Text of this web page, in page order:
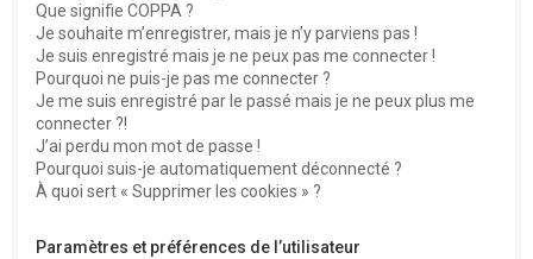
Que signifie COPPA ?
Je souhaite m’enregistrer, mais je n’y parviens pas !
Je suis enregistré mais je ne peux pas me connecter !
Pourquoi ne puis-je pas me connecter ?
Je me suis enregistré par le passé mais je ne peux plus me
connecter ?!
J’ai perdu mon mot de passe !
Pourquoi suis-je automatiquement déconnecté ?
À quoi sert « Supprimer les cookies » ?
Paramètres et préférences de l’utilisateur